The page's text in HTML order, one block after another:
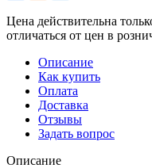
Цена действительна
отличаться от цен в
Описание
Как купить
Оплата
Доставка
Отзывы
Задать вопрос
Описание